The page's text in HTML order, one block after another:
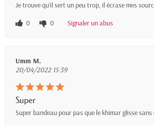
Je trouve qu’il sert un peu trop, il écrase mes
0
0 Signaler un abus
Umm M.
20/04/2022 15:39
Super
Super bandeau pour pas que le khimar glisse